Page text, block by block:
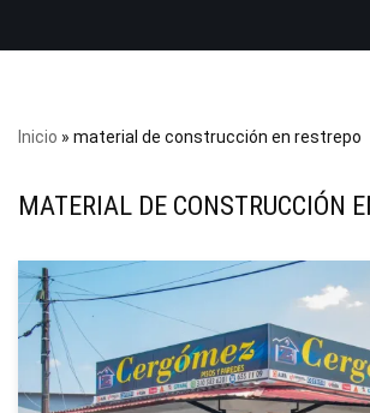
Inicio » material de construcción en restrepo
MATERIAL DE CONSTRUCCIÓN